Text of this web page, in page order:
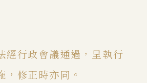
經行政會議通過，呈執行
，修正時亦同。